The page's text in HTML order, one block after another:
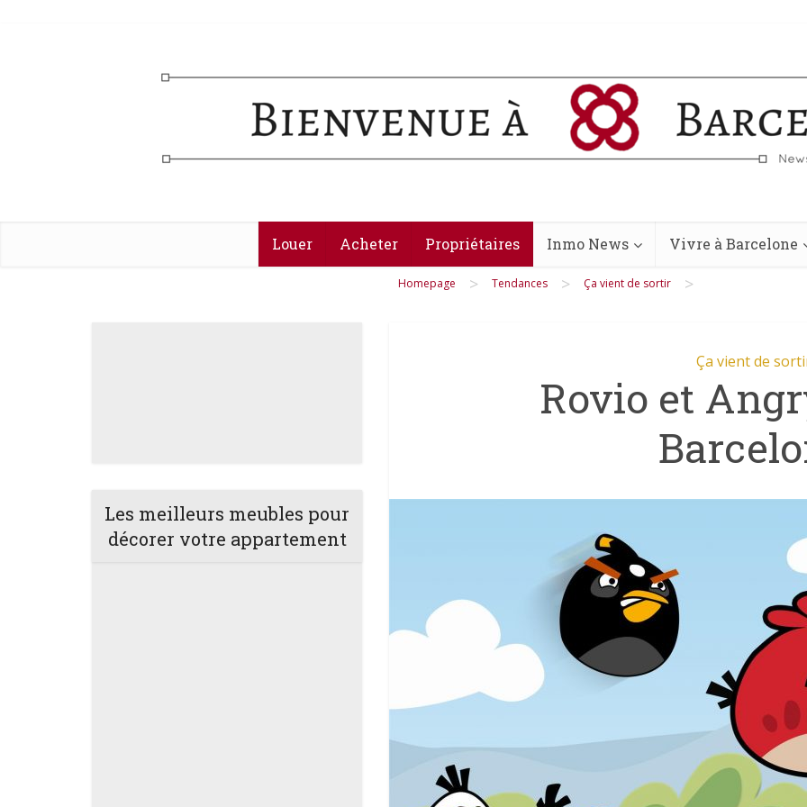
Louer Acheter Propriétaires Inmo News Vivre à Barcelone
Homepage > Tendances > Ça vient de sortir >
Les meilleurs meubles pour
décorer votre appartement
Ça vient de
Rovio et